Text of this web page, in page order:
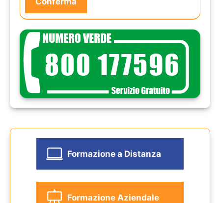
Formazione a Distanza
Formazione Aziendale